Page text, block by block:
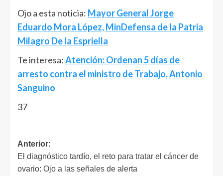
Ojo a esta noticia: Mayor General Jorge
Eduardo Mora López, MinDefensa de la Patria
Milagro De la Espriella
Te interesa:Atención: Ordenan 5 días de
arresto contra el ministro de Trabajo, Antonio
Sanguino
37
Anterior:
El diagnóstico tardío, el reto para tratar el cáncer de
ovario: Ojo a las señales de alerta